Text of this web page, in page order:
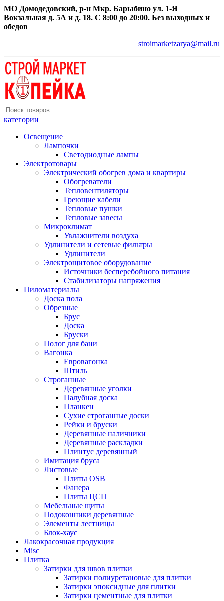
МО Домодедовский, р-н Мкр. Барыбино ул. 1-Я
Вокзальная д. 5А и д. 18. С 8:00 до 20:00. Без выходных и
обедов
stroimarketzarya@mail.ru
категории
Освещение
Лампочки
Светодиодные лампы
Электротовары
Электрический обогрев дома и квартиры
Обогреватели
Тепловентиляторы
Греющие кабели
Тепловые пушки
Тепловые завесы
Микроклимат
Увлажнители воздуха
Удлинители и сетевые фильтры
Удлинители
Электрощитовое оборудование
Источники бесперебойного питания
Стабилизаторы напряжения
Пиломатериалы
Доска пола
Обрезные
Брус
Доска
Бруски
Полог для бани
Вагонка
Евровагонка
Штиль
Строганные
Деревянные уголки
Палубная доска
Планкен
Сухие строганные доски
Рейки и бруски
Деревянные наличники
Деревянные раскладки
Плинтус деревянный
Имитация бруса
Листовые
Плиты OSB
Фанера
Плиты ЦСП
Мебельные щиты
Подоконники деревянные
Элементы лестницы
Блок-хаус
Лакокрасочная продукция
Misc
Плитка
Затирки для швов плитки
Затирки полиуретановые для плитки
Затирки эпоксидные для плитки
Затирки цементные для плитки